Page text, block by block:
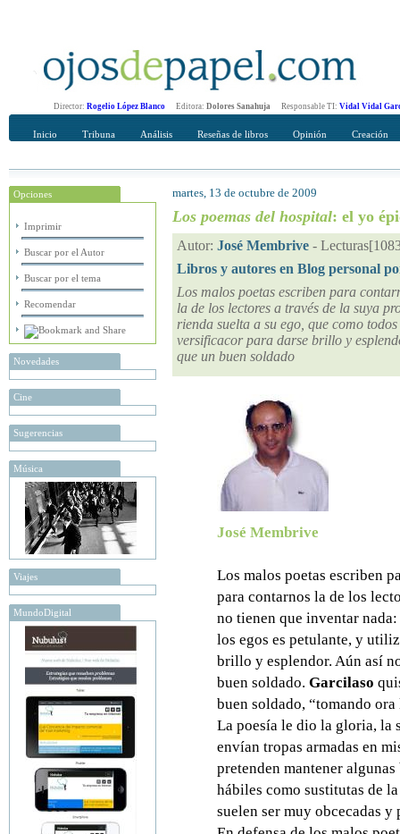
Director: Rogelio López Blanco Editora: Dolores Sanahuja Responsable TI: Vidal Vidal
Inicio Tribuna Análisis Reseñas de libros Opinión Creación
Opciones
Imprimir
Buscar por el Autor
Buscar por el tema
Recomendar
Novedades
Cine
Sugerencias
Música
Viajes
MundoDigital
Recomendar
Su nombre Completo
martes, 13 de octubre de 2009
Los poemas del hospital: el yo
Autor: José Membrive -
Libros y autores en Blog personal
Los malos poetas escriben para
la de los lectores a través de la suya
rienda suelta a su ego, que como
versificacor para darse brillo y
que un buen soldado
José Membrive
Los malos poetas escriben
para contarnos la de los
no tienen que inventar
los egos es petulante, y
brillo y esplendor. Aún así
buen soldado. Garcilaso
buen soldado, “tomando
La poesía le dio la gloria, la
envían tropas armadas en
pretenden mantener
hábiles como sustitutas de
suelen ser muy obcecadas